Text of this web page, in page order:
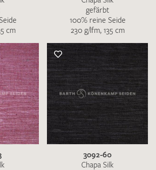
dass meine angegebenen Daten
meiner Musteranfrage genutzt werden.
habe ich zur Kenntnis
akzeptiere diese.
MUSTERANFRAGE SENDEN
cm
gefärbt
100% reine Seide
230 g/lfm, 135 cm
3092-60
Chapa Silk